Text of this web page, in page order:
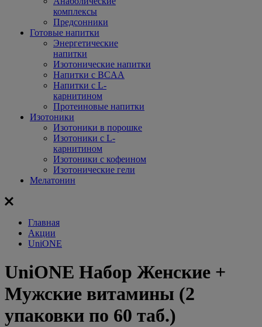
комплексы
Предсонники
Готовые напитки
Энергетические
напитки
Изотонические напитки
Напитки с BCAA
Напитки с L-
карнитином
Протеиновые напитки
Изотоники
Изотоники в порошке
Изотоники с L-
карнитином
Изотоники с кофеином
Изотонические гели
Мелатонин
Главная
Акции
UniONE
UniONE Набор Женские +
Мужские витамины (2
упаковки по 60 таб.)